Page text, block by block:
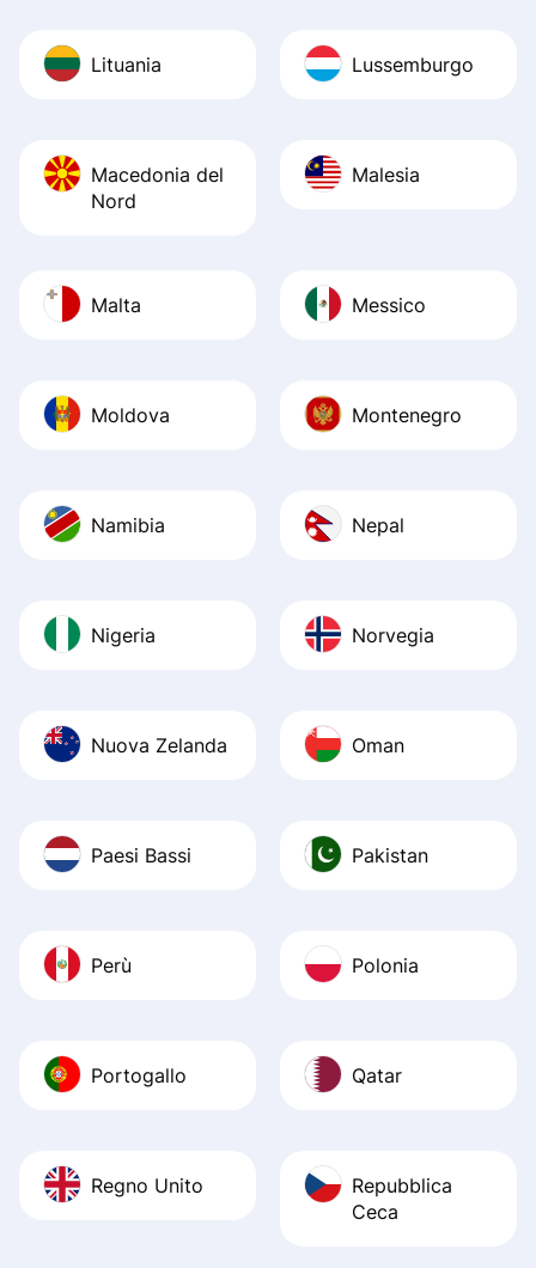
Lituania Lussemburgo
Macedonia del
Nord
Malesia
Malta Messico
Moldova Montenegro
Namibia Nepal
Nigeria Norvegia
Nuova Zelanda Oman
Paesi Bassi Pakistan
Perù Polonia
Portogallo Qatar
Regno Unito
Repubblica
Ceca